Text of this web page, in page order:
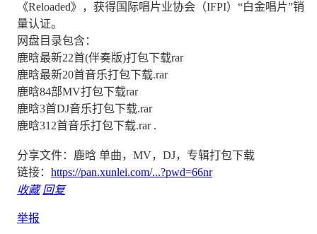
《Reloaded》，获得国际唱片业协会（IFPI）“白金唱片”销
量认证。
网盘目录包含：
鹿晗最新22首(伴奏版)打包下载rar
鹿晗最新20首音乐打包下载.rar
鹿晗84部MV打包下载rar
鹿晗3首DJ音乐打包下载.rar
鹿晗312首音乐打包下载.rar .
分享文件：鹿晗 单曲，MV，DJ，专辑打包下载
链接： https://pan.xunlei.com/...?pwd=66nr
收藏 回复
举报